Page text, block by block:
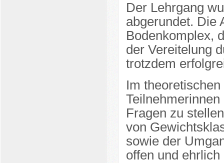
Der Lehrgang
abgerundet. Die
Bodenkomplex,
der Vereitelung
trotzdem
Im
Fragen zu
von
sowie der
offen und